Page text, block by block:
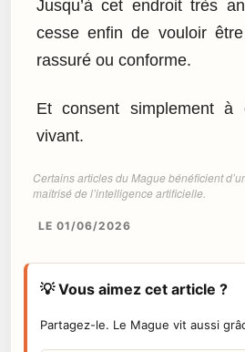
Jusqu’à cet endroit très
cesse enfin de vouloir
rassuré ou conforme.
Et consent simplement à
vivant.
Certains articles du Mague bénéficient
maîtrisé de l’intelligence artificielle.
LE 01/06/2026
💡 Vous aimez cet article ?
Partagez-le. Le Mague vit aussi